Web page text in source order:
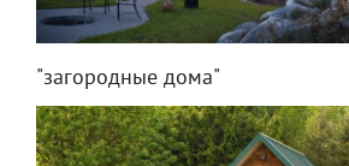
"загородные дома"